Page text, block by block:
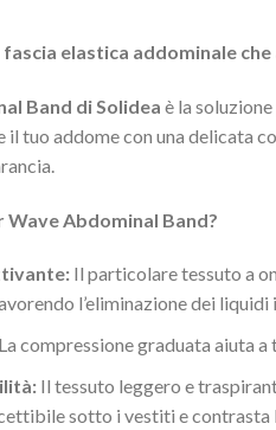
fascia elastica addominale
Band di Solidea è la
il tuo addome con una delicata
Wave Abdominal Band?
Il particolare tessuto a
l’eliminazione dei
compressione graduata aiuta a
Il tessuto leggero e
sotto i vestiti e